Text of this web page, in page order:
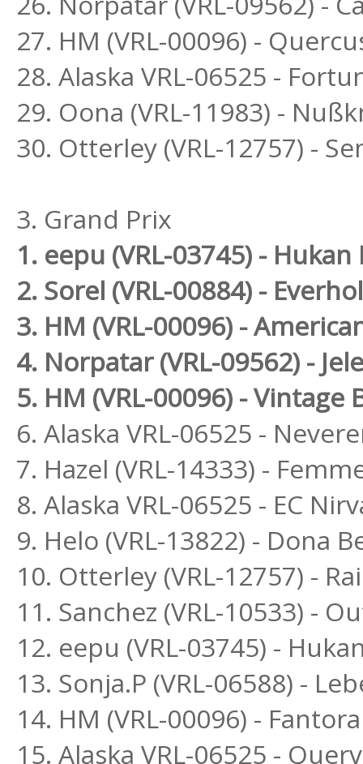
27. HM (VRL-00096) -
28. Alaska VRL-06525 -
29. Oona (VRL-11983) -
30. Otterley (VRL-12757) -
3. Grand Prix
1. eepu (VRL-03745) -
2. Sorel (VRL-00884) -
3. HM (VRL-00096) -
4. Norpatar (VRL-09562) -
5. HM (VRL-00096) - Vintage
6. Alaska VRL-06525 -
7. Hazel (VRL-14333) -
8. Alaska VRL-06525 - EC
9. Helo (VRL-13822) - Dona
10. Otterley (VRL-12757) -
11. Sanchez (VRL-10533) -
12. eepu (VRL-03745) -
13. Sonja.P (VRL-06588) -
14. HM (VRL-00096) -
15. Alaska VRL-06525 -